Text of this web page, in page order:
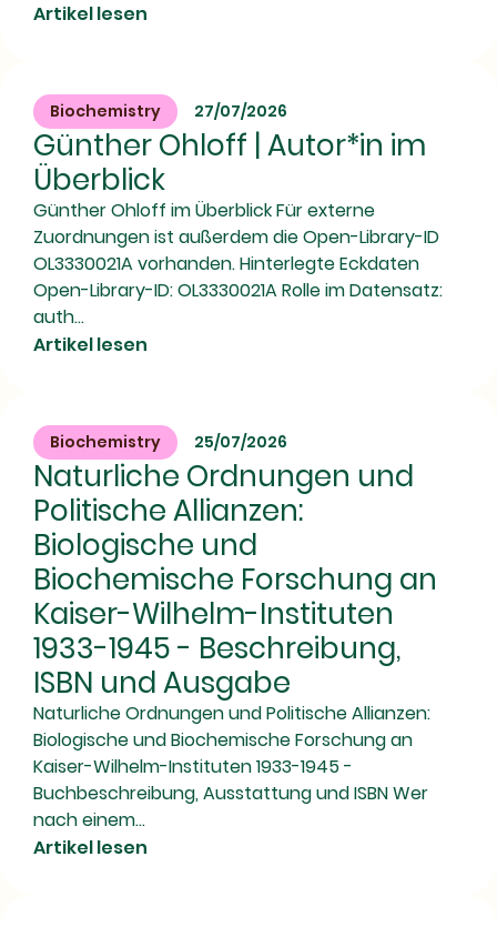
Artikel lesen
Biochemistry 27/07/2026
Günther Ohloff | Autor*in im
Überblick
Günther Ohloff im Überblick Für externe
Zuordnungen ist außerdem die Open-Library-ID
OL3330021A vorhanden. Hinterlegte Eckdaten
Open-Library-ID: OL3330021A Rolle im Datensatz:
auth...
Artikel lesen
Biochemistry 25/07/2026
Naturliche Ordnungen und
Politische Allianzen:
Biologische und
Biochemische Forschung an
Kaiser-Wilhelm-Instituten
1933-1945 - Beschreibung,
ISBN und Ausgabe
Naturliche Ordnungen und Politische Allianzen:
Biologische und Biochemische Forschung an
Kaiser-Wilhelm-Instituten 1933-1945 -
Buchbeschreibung, Ausstattung und ISBN Wer
nach einem...
Artikel lesen